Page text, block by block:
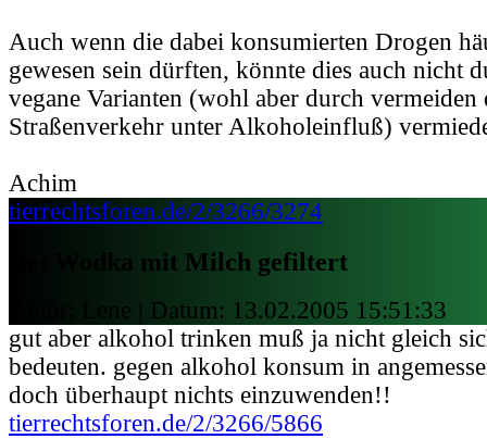
Auch wenn die dabei konsumierten Drogen
gewesen sein dürften, könnte dies auch nicht
vegane Varianten (wohl aber durch vermeiden
Straßenverkehr unter Alkoholeinfluß)
Achim
tierrechtsforen.de/2/3266/3274
Re: Wodka mit Milch gefiltert
Autor: Lene | Datum: 13.02.2005 15:51:33
gut aber alkohol trinken muß ja nicht gleich
bedeuten. gegen alkohol konsum in
doch überhaupt nichts einzuwenden!!
tierrechtsforen.de/2/3266/5866